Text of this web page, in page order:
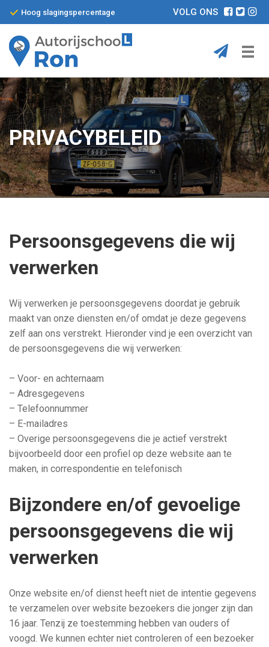
Diensten
Pakketten
De Auto
Hoog slagingspercentage VOLG ONS
PRIVACYBELEID
Persoonsgegevens die wij
verwerken
Wij verwerken je persoonsgegevens doordat je gebruik
maakt van onze diensten en/of omdat je deze gegevens
zelf aan ons verstrekt. Hieronder vind je een overzicht van
de persoonsgegevens die wij verwerken:
– Voor- en achternaam
– Adresgegevens
– Telefoonnummer
– E-mailadres
– Overige persoonsgegevens die je actief verstrekt
bijvoorbeeld door een profiel op deze website aan te
maken, in correspondentie en telefonisch
Bijzondere en/of gevoelige
persoonsgegevens die wij
verwerken
Onze website en/of dienst heeft niet de intentie gegevens
te verzamelen over website bezoekers die jonger zijn dan
16 jaar. Tenzij ze toestemming hebben van ouders of
voogd. We kunnen echter niet controleren of een bezoeker